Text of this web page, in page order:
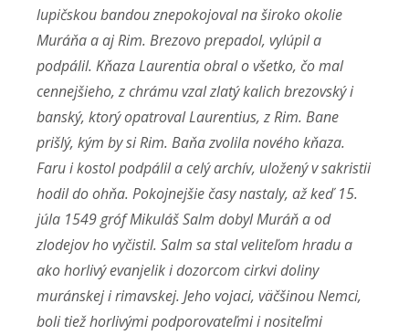
lupičskou bandou znepokojoval na široko okolie
Muráňa a aj Rim. Brezovo prepadol, vylúpil a
podpálil. Kňaza Laurentia obral o všetko, čo mal
cennejšieho, z chrámu vzal zlatý kalich brezovský i
banský, ktorý opatroval Laurentius, z Rim. Bane
prišlý, kým by si Rim. Baňa zvolila nového kňaza.
Faru i kostol podpálil a celý archív, uložený v sakristii
hodil do ohňa. Pokojnejšie časy nastaly, až keď 15.
júla 1549 gróf Mikuláš Salm dobyl Muráň a od
zlodejov ho vyčistil. Salm sa stal veliteľom hradu a
ako horlivý evanjelik i dozorcom cirkvi doliny
muránskej i rimavskej. Jeho vojaci, väčšinou Nemci,
boli tiež horlivými podporovateľmi i nositeľmi